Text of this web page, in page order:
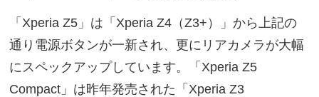
「Xperia Z5」は「Xperia Z4（Z3+）」から上記の
通り電源ボタンが一新され、更にリアカメラが大幅
にスペックアップしています。「Xperia Z5
Compact」は昨年発売された「Xperia Z3